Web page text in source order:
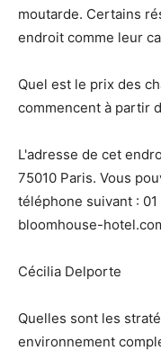
moutarde. Certains
endroit comme leur
Quel est le prix des
commencent à partir
L'adresse de cet
75010 Paris. Vous
téléphone suivant :
bloomhouse-
Cécilia Delporte
Quelles sont les
environnement